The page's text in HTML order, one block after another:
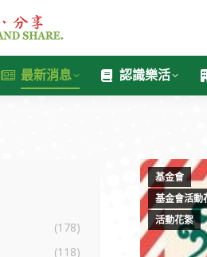
最新消息 認識樂活
基金會
基金會活動
活動花絮
(178)
(118)